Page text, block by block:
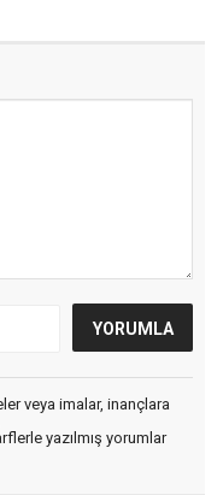
veya imalar, inançlara
yazılmış yorumlar